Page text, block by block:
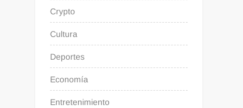
Crypto
Cultura
Deportes
Economía
Entretenimiento